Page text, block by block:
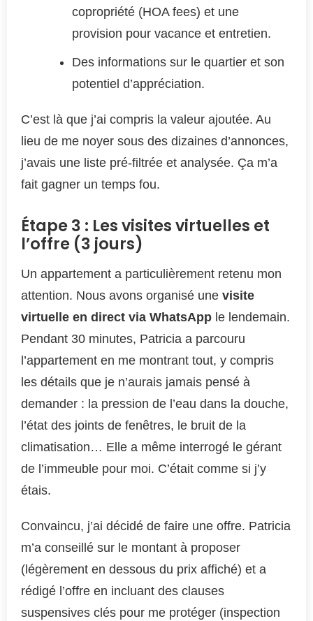
copropriété (HOA fees) et une
provision pour vacance et entretien.
Des informations sur le quartier et son
potentiel d’appréciation.
C’est là que j’ai compris la valeur ajoutée. Au
lieu de me noyer sous des dizaines d’annonces,
j’avais une liste pré-filtrée et analysée. Ça m’a
fait gagner un temps fou.
Étape 3 : Les visites virtuelles et
l’offre (3 jours)
Un appartement a particulièrement retenu mon
attention. Nous avons organisé une visite
virtuelle en direct via WhatsApp le lendemain.
Pendant 30 minutes, Patricia a parcouru
l’appartement en me montrant tout, y compris
les détails que je n’aurais jamais pensé à
demander : la pression de l’eau dans la douche,
l’état des joints de fenêtres, le bruit de la
climatisation… Elle a même interrogé le gérant
de l’immeuble pour moi. C’était comme si j’y
étais.
Convaincu, j’ai décidé de faire une offre. Patricia
m’a conseillé sur le montant à proposer
(légèrement en dessous du prix affiché) et a
rédigé l’offre en incluant des clauses
suspensives clés pour me protéger (inspection